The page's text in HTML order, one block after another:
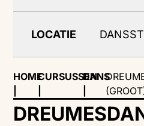
HOMECURSUSSENDANS
LOCATIE